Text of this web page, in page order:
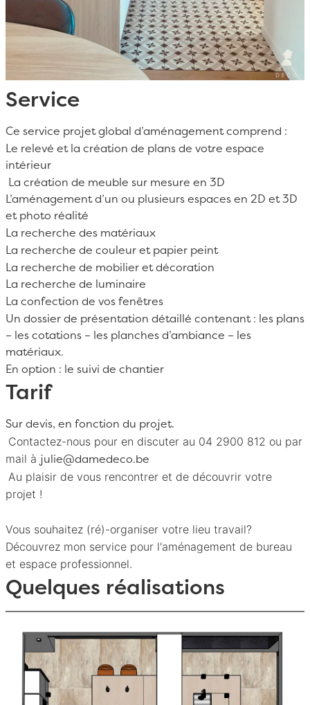
Service
Ce service projet global d’aménagement comprend :
Le relevé et la création de plans de votre espace
intérieur
La création de meuble sur mesure en 3D
L’aménagement d’un ou plusieurs espaces en 2D et 3D
et photo réalité
La recherche des matériaux
La recherche de couleur et papier peint
La recherche de mobilier et décoration
La recherche de luminaire
La confection de vos fenêtres
Un dossier de présentation détaillé contenant : les plans
– les cotations – les planches d’ambiance – les
matériaux.
En option : le suivi de chantier
Tarif
Sur devis, en fonction du projet.
Contactez-nous pour en discuter au 04 2900 812 ou par
mail à julie@damedeco.be
Au plaisir de vous rencontrer et de découvrir votre
projet !
Vous souhaitez (ré)-organiser votre lieu travail?
Découvrez mon service pour l'aménagement de bureau
et espace professionnel.
Quelques réalisations